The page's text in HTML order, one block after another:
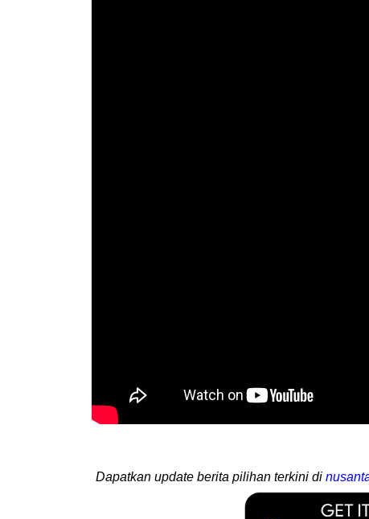
Dapatkan update berita pilihan terkini di